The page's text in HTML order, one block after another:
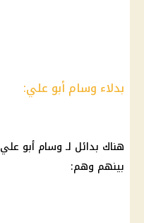
بدلاء وسام أبو علي:
هناك بدائل لـ وسام أبو علي
بينهم وهم: